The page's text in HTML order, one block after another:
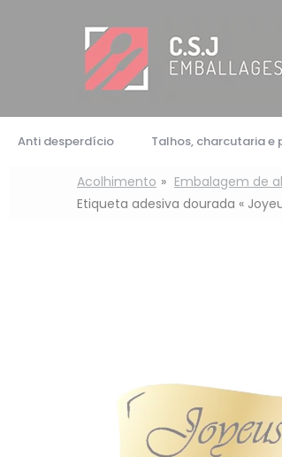
Anti desperdício Talhos, charcutaria e
Acolhimento Embalagem de
Etiqueta adesiva dourada «